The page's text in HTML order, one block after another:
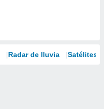
Radar de lluvia Satélites